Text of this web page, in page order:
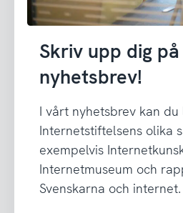
Skriv upp dig
nyhetsbrev!
I vårt nyhetsbrev kan du
Internetstiftelsens olika
exempelvis
Internetmuseum och
Svenskarna och internet.